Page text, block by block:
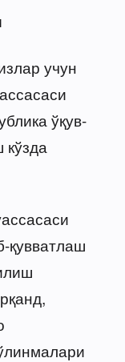
учун
ўқув-
қувватлаш